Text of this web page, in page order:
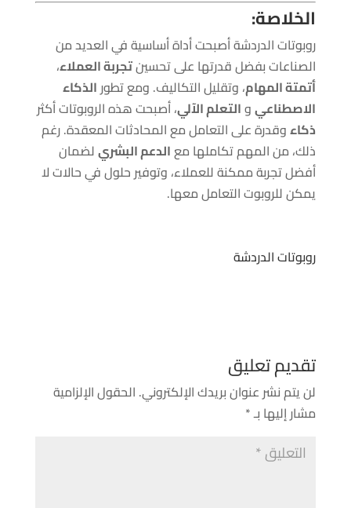
الخلاصة:
روبوتات الدردشة أصبحت أداة أساسية في العديد من
الصناعات بفضل قدرتها على تحسينتجربة العملاء،
أتمتة المهام، وتقليل التكاليف. ومع تطور الذكاء
الاصطناعيوالتعلم الآلي، أصبحت هذه الروبوتات أكثر
ذكاءوقدرة على التعامل مع المحادثات المعقدة. رغم
ذلك، من المهم تكاملها معالدعم البشريلضمان
أفضل تجربة ممكنة للعملاء، وتوفير حلول في حالات لا
يمكن للروبوت التعامل معها.
روبوتات الدردشة
تقديم تعليق
لن يتم نشر عنوان بريدك الإلكتروني. الحقول الإلزامية
مشار إليها بـ*